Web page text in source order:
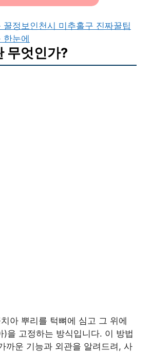
꿀정보 인천시 미추홀구 진짜꿀팁
한눈에
무엇인가?
아 뿌리를 턱뼈에 심고 그 위에
)을 고정하는 방식입니다. 이 방법
까운 기능과 외관을 알려드려, 사